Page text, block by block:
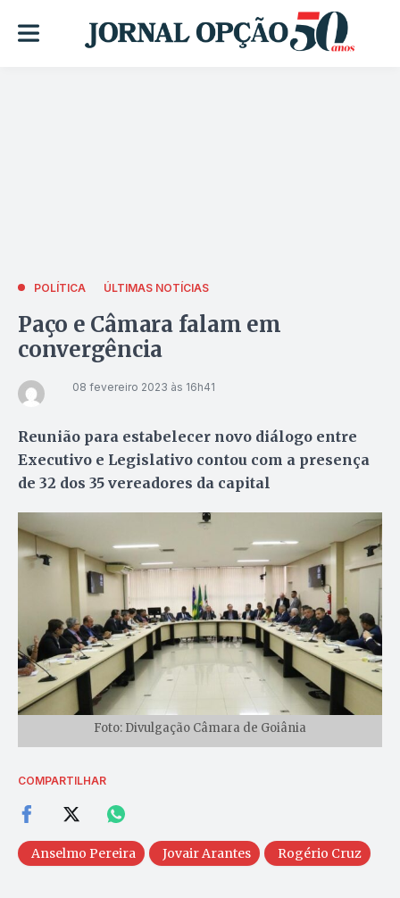
POLÍTICA ÚLTIMAS NOTÍCIAS
Paço e Câmara falam em
convergência
08 fevereiro 2023 às 16h41
Reunião para estabelecer novo diálogo entre
Executivo e Legislativo contou com a presença
de 32 dos 35 vereadores da capital
Foto: Divulgação Câmara de Goiânia
COMPARTILHAR
Anselmo Pereira Jovair Arantes Rogério Cruz